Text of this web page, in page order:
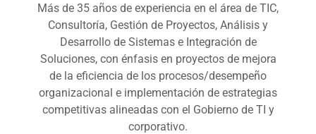
Más de 35 años de experiencia en el área de TIC,
Consultoría, Gestión de Proyectos, Análisis y
Desarrollo de Sistemas e Integración de
Soluciones, con énfasis en proyectos de mejora
de la eficiencia de los procesos/desempeño
organizacional e implementación de estrategias
competitivas alineadas con el Gobierno de TI y
corporativo.